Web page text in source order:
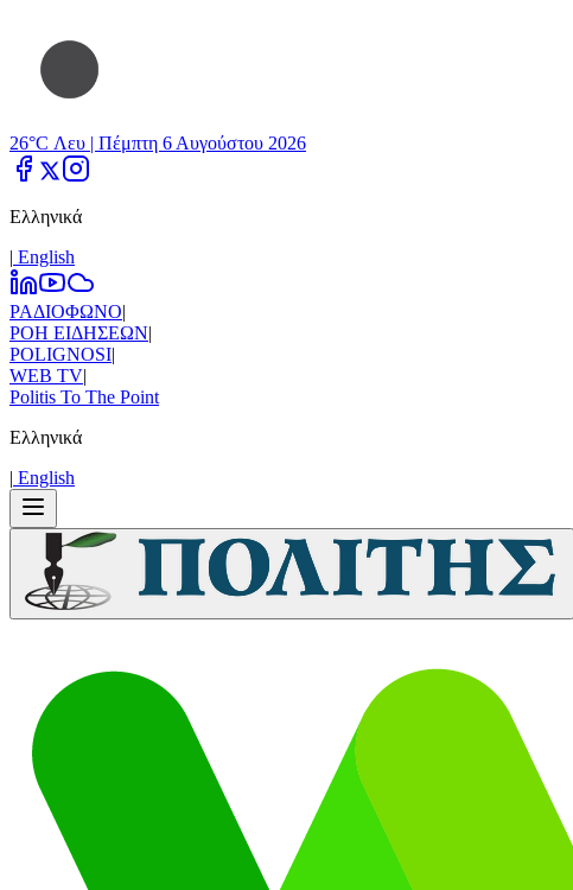
26°C Λευ | Πέμπτη 6 Αυγούστου 2026
Ελληνικά
| Εnglish
ΡΑΔΙΟΦΩΝΟ|
ΡΟΗ ΕΙΔΗΣΕΩΝ|
POLIGNOSI|
WEB TV|
Politis To The Point
Ελληνικά
| Εnglish